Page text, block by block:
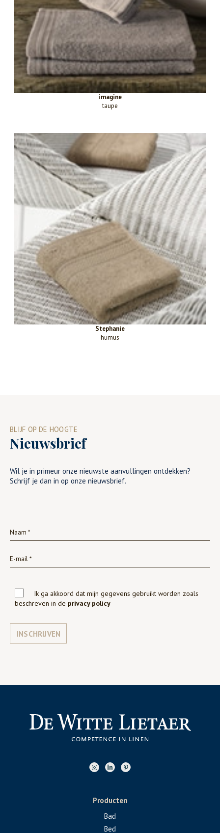
imagine
taupe
Stephanie
humus
BLIJF OP DE HOOGTE
Nieuwsbrief
Wil je in primeur onze nieuwste aanvullingen ontdekken?
Schrijf je dan in op onze nieuwsbrief.
Ik ga akkoord dat mijn gegevens gebruikt worden zoals
beschreven in de privacy policy
INSCHRIJVEN
Producten
Bad
Bed